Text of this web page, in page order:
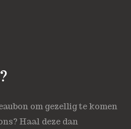
om gezellig te komen
Haal deze dan